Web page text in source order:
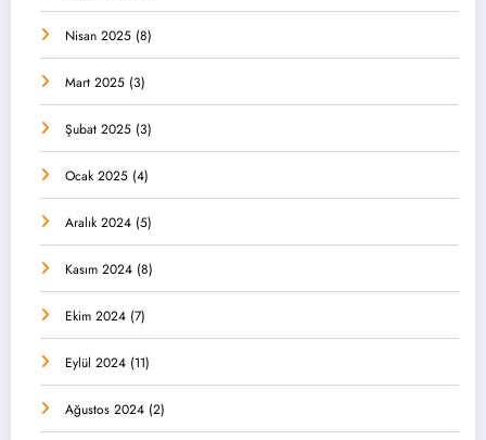
Nisan 2025 (8)
Mart 2025 (3)
Şubat 2025 (3)
Ocak 2025 (4)
Aralık 2024 (5)
Kasım 2024 (8)
Ekim 2024 (7)
Eylül 2024 (11)
Ağustos 2024 (2)